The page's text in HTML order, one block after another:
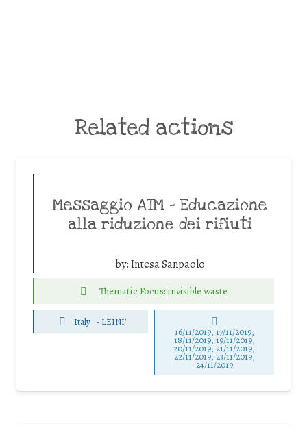
Related actions
Messaggio ATM – Educazione
alla riduzione dei rifiuti
by:Intesa Sanpaolo
Thematic Focus: invisible waste
Italy - LEINI'
16/11/2019, 17/11/2019,
18/11/2019, 19/11/2019,
20/11/2019, 21/11/2019,
22/11/2019, 23/11/2019,
24/11/2019